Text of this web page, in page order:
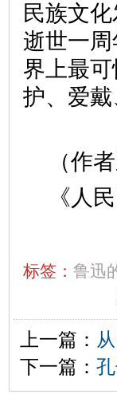
民族文
逝世一
界上最
护、爱
（作
《人
标签： 鲁迅
上一篇：
下一篇：